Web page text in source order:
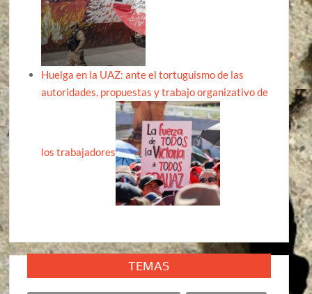
Huelga en la UAZ: ante el tortuguismo de las
autoridades, propuestas y trabajo organizativo de
los trabajadores
TEMAS